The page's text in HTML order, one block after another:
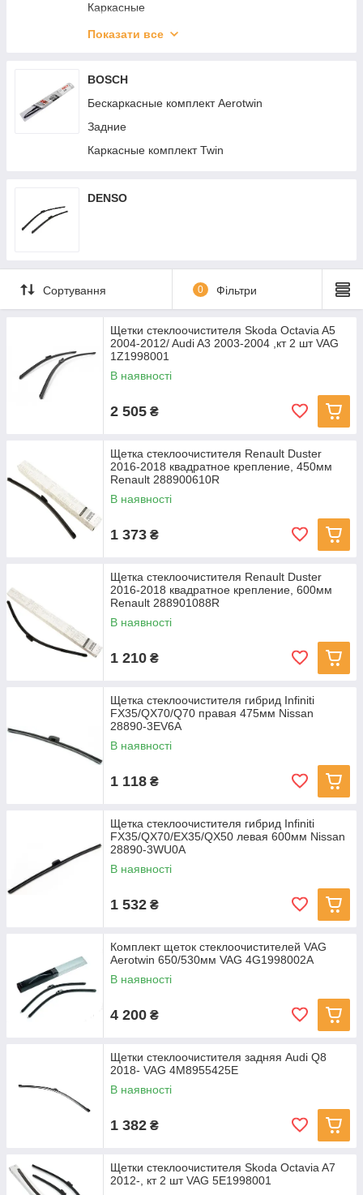
Каркасные
Гибридные
Грузовые
Multitype
Показати все
BOSCH
Бескаркасные комплект Aerotwin
Задние
Каркасные комплект Twin
DENSO
Сортування 0 Фільтри
Щетки стеклоочистителя Skoda Octavia A5
2004-2012/ Audi A3 2003-2004 ,кт 2 шт VAG
1Z1998001
В наявності
2 505 ₴
Щетка стеклоочистителя Renault Duster
2016-2018 квадратное крепление, 450мм
Renault 288900610R
В наявності
1 373 ₴
Щетка стеклоочистителя Renault Duster
2016-2018 квадратное крепление, 600мм
Renault 288901088R
В наявності
1 210 ₴
Щетка стеклоочистителя гибрид Infiniti
FX35/QX70/Q70 правая 475мм Nissan
28890-3EV6A
В наявності
1 118 ₴
Щетка стеклоочистителя гибрид Infiniti
FX35/QX70/EX35/QX50 левая 600мм Nissan
28890-3WU0A
В наявності
1 532 ₴
Комплект щеток стеклоочистителей VAG
Aerotwin 650/530мм VAG 4G1998002A
В наявності
4 200 ₴
Щетки стеклоочистителя задняя Audi Q8
2018- VAG 4M8955425E
В наявності
1 382 ₴
Щетки стеклоочистителя Skoda Octavia A7
2012-, кт 2 шт VAG 5E1998001